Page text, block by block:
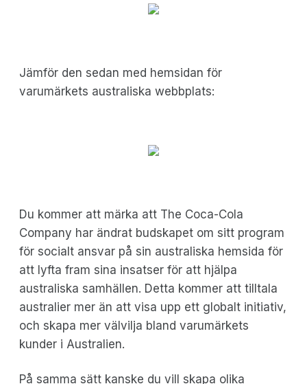
Jämför den sedan med hemsidan för
varumärkets australiska webbplats:
Du kommer att märka att The Coca-Cola
Company har ändrat budskapet om sitt program
för socialt ansvar på sin australiska hemsida för
att lyfta fram sina insatser för att hjälpa
australiska samhällen. Detta kommer att tilltala
australier mer än att visa upp ett globalt initiativ,
och skapa mer välvilja bland varumärkets
kunder i Australien.
På samma sätt kanske du vill skapa olika